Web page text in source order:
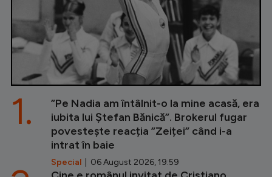
”Pe Nadia am întâlnit-o la mine acasă, era
iubita lui Ștefan Bănică”. Brokerul fugar
povestește reacția ”Zeiței” când i-a
intrat în baie
Special | 06 August 2026, 19:59
1.